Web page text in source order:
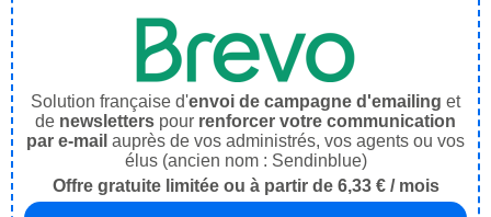
Solution française d'envoi de campagne d'emailing et
de newsletters pour renforcer votre communication
par e-mail auprès de vos administrés, vos agents ou vos
élus (ancien nom : Sendinblue)
Offre gratuite limitée ou à partir de 6,33 € / mois